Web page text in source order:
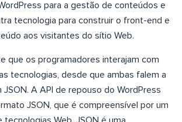
para a gestão de conteúdos e
tecnologia para construir o front-end e
aos visitantes do sítio Web.
que os programadores interajam com
tecnologias, desde que ambas falem a
JSON. A API de repouso do WordPress
JSON, que é compreensível por um